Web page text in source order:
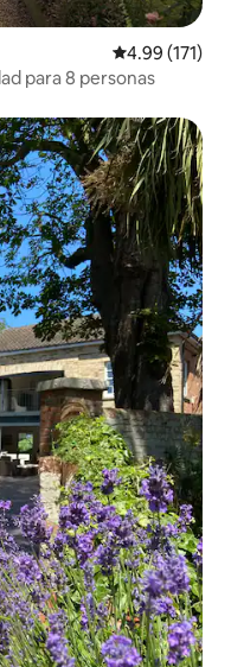
Calificación
4.99 (171)
para 8 personas